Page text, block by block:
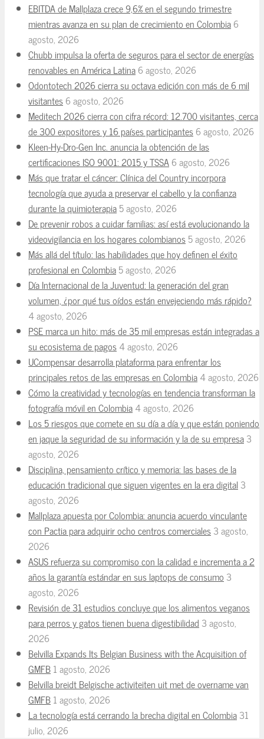
EBITDA de Mallplaza crece 9,6% en el segundo trimestre
mientras avanza en su plan de crecimiento en Colombia6
agosto, 2026
Chubb impulsa la oferta de seguros para el sector de energías
renovables en América Latina6 agosto, 2026
Odontotech 2026 cierra su octava edición con más de 6 mil
visitantes6 agosto, 2026
Meditech 2026 cierra con cifra récord: 12.700 visitantes, cerca
de 300 expositores y 16 países participantes6 agosto, 2026
Kleen-Hy-Dro-Gen Inc. anuncia la obtención de las
certificaciones ISO 9001: 2015 y TSSA6 agosto, 2026
Más que tratar el cáncer: Clínica del Country incorpora
tecnología que ayuda a preservar el cabello y la confianza
durante la quimioterapia5 agosto, 2026
De prevenir robos a cuidar familias: así está evolucionando la
videovigilancia en los hogares colombianos5 agosto, 2026
Más allá del título: las habilidades que hoy definen el éxito
profesional en Colombia5 agosto, 2026
Día Internacional de la Juventud: la generación del gran
volumen, ¿por qué tus oídos están envejeciendo más rápido?
4 agosto, 2026
PSE marca un hito: más de 35 mil empresas están integradas a
su ecosistema de pagos4 agosto, 2026
UCompensar desarrolla plataforma para enfrentar los
principales retos de las empresas en Colombia4 agosto, 2026
Cómo la creatividad y tecnologías en tendencia transforman la
fotografía móvil en Colombia4 agosto, 2026
Los 5 riesgos que comete en su día a día y que están poniendo
en jaque la seguridad de su información y la de su empresa3
agosto, 2026
Disciplina, pensamiento crítico y memoria: las bases de la
educación tradicional que siguen vigentes en la era digital 3
agosto, 2026
Mallplaza apuesta por Colombia: anuncia acuerdo vinculante
con Pactia para adquirir ocho centros comerciales3 agosto,
2026
ASUS refuerza su compromiso con la calidad e incrementa a 2
años la garantía estándar en sus laptops de consumo 3
agosto, 2026
Revisión de 31 estudios concluye que los alimentos veganos
para perros y gatos tienen buena digestibilidad 3 agosto,
2026
Belvilla Expands Its Belgian Business with the Acquisition of
GMFB1 agosto, 2026
Belvilla breidt Belgische activiteiten uit met de overname van
GMFB1 agosto, 2026
La tecnología está cerrando la brecha digital en Colombia31
julio, 2026